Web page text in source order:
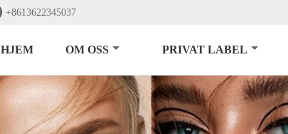
+8613622345037
HJEM OM OSS PRIVAT LABEL